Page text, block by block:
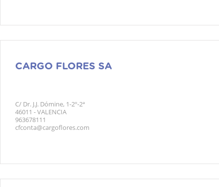
CARGO FLORES SA
C/ Dr. J.J. Dómine, 1-2º-2ª
46011 - VALENCIA
963678111
cfconta@cargoflores.com